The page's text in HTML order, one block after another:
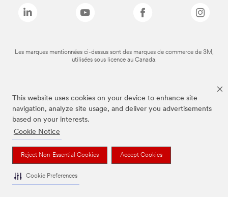
This website uses cookies on your device to enhance site
navigation, analyze site usage, and deliver you advertisements
based on your interests.
Cookie Notice
Reject Non-Essential Cookies Accept Cookies
Cookie Preferences
Les marques mentionnées ci-dessus sont des marques de commerce de 3M,
utilisées sous licence au Canada.